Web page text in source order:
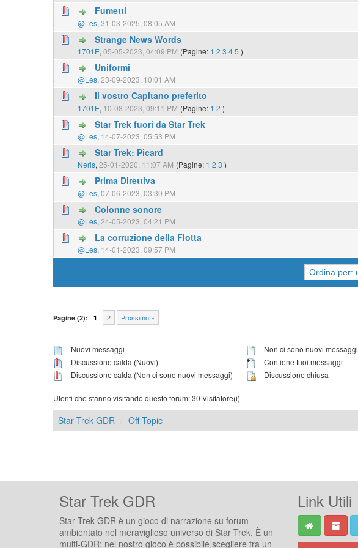
Fumetti
@Les, 31-03-2025, 08:05 AM
Strange News Words
1701E, 05-05-2023, 04:09 PM (Pagine: 1 2 3 45 )
Uniformi
@Les, 23-09-2023, 10:01 AM
Il vostro Capitano preferito
1701E, 10-08-2023, 09:11 PM (Pagine: 1 2 )
Star Trek fuori da Star Trek
@Les, 14-07-2023, 05:53 PM
Star Trek: Picard
Neris, 25-01-2020, 11:07 AM (Pagine: 1 2 3 )
Prima Direttiva
@Les, 07-06-2023, 03:30 PM
Colonne sonore
@Les, 24-05-2023, 04:21 PM
La corruzione della Flotta
@Les, 14-01-2023, 09:57 PM
Pagine (2): 1 2 Prossimo »
Nuovi messaggi
Discussione calda (Nuovi)
Discussione calda (Non ci sono nuovi messaggi)
Non ci sono nuovi messaggi
Contiene tuoi messaggi
Discussione chiusa
Utenti che stanno visitando questo forum: 30 Visitatore(i)
Star Trek GDR Off Topic
Star Trek GDR
Star Trek GDR è un gioco di narrazione su forum
ambientato nel meraviglioso universo di Star Trek. È un
multi-GDR: nel nostro gioco è possibile scegliere tra un
Link Utili